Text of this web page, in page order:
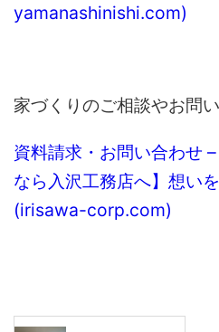
yamanashinishi.com)
家づくりのご相談やお問
資料請求・お問い合わせ
なら入沢工務店へ】想い
(irisawa-corp.com)